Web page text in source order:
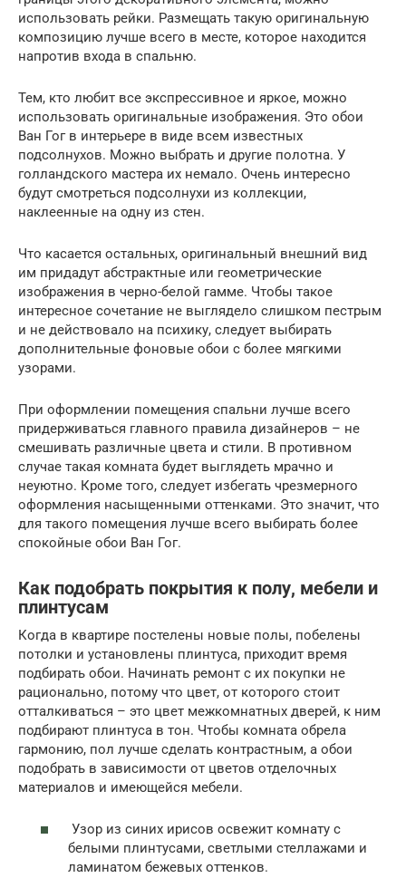
использовать рейки. Размещать такую оригинальную
композицию лучше всего в месте, которое находится
напротив входа в спальню.
Тем, кто любит все экспрессивное и яркое, можно
использовать оригинальные изображения. Это обои
Ван Гог в интерьере в виде всем известных
подсолнухов. Можно выбрать и другие полотна. У
голландского мастера их немало. Очень интересно
будут смотреться подсолнухи из коллекции,
наклеенные на одну из стен.
Что касается остальных, оригинальный внешний вид
им придадут абстрактные или геометрические
изображения в черно-белой гамме. Чтобы такое
интересное сочетание не выглядело слишком пестрым
и не действовало на психику, следует выбирать
дополнительные фоновые обои с более мягкими
узорами.
При оформлении помещения спальни лучше всего
придерживаться главного правила дизайнеров – не
смешивать различные цвета и стили. В противном
случае такая комната будет выглядеть мрачно и
неуютно. Кроме того, следует избегать чрезмерного
оформления насыщенными оттенками. Это значит, что
для такого помещения лучше всего выбирать более
спокойные обои Ван Гог.
Как подобрать покрытия к полу, мебели и
плинтусам
Когда в квартире постелены новые полы, побелены
потолки и установлены плинтуса, приходит время
подбирать обои. Начинать ремонт с их покупки не
рационально, потому что цвет, от которого стоит
отталкиваться – это цвет межкомнатных дверей, к ним
подбирают плинтуса в тон. Чтобы комната обрела
гармонию, пол лучше сделать контрастным, а обои
подобрать в зависимости от цветов отделочных
материалов и имеющейся мебели.
Узор из синих ирисов освежит комнату с
белыми плинтусами, светлыми стеллажами и
ламинатом бежевых оттенков.